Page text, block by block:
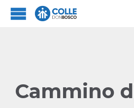
Cammino